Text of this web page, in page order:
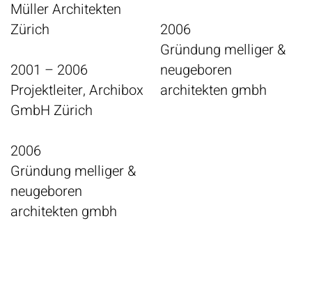
Müller Architekten
Zürich
2001 – 2006
Projektleiter, Archibox
GmbH Zürich
2006
Gründung melliger &
neugeboren
architekten gmbh
2006
Gründung melliger &
neugeboren
architekten gmbh